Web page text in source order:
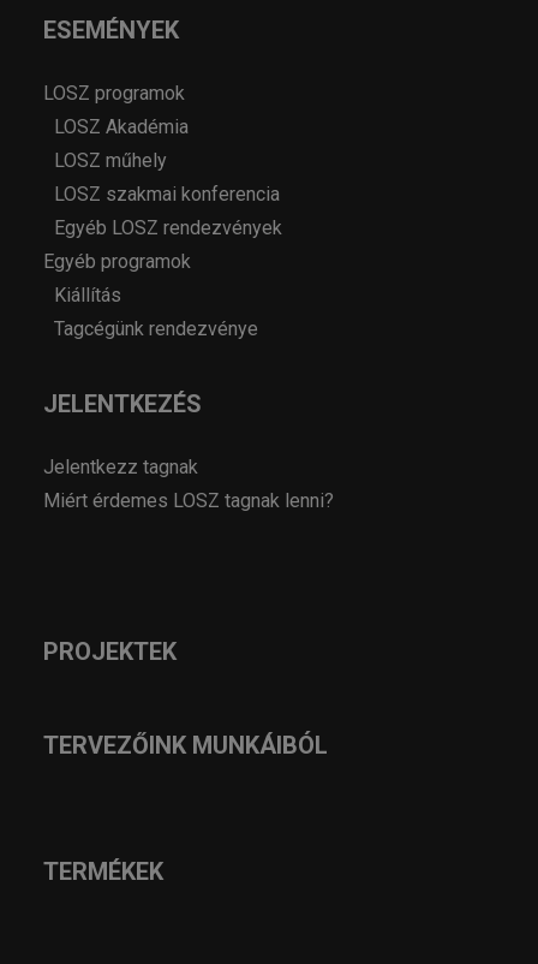
ESEMÉNYEK
LOSZ programok
LOSZ Akadémia
LOSZ műhely
LOSZ szakmai konferencia
Egyéb LOSZ rendezvények
Egyéb programok
Kiállítás
Tagcégünk rendezvénye
JELENTKEZÉS
Jelentkezz tagnak
Miért érdemes LOSZ tagnak lenni?
PROJEKTEK
TERVEZŐINK MUNKÁIBÓL
TERMÉKEK